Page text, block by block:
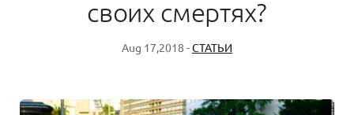
своих смертях?
Aug 17,2018 -СТАТЬИ